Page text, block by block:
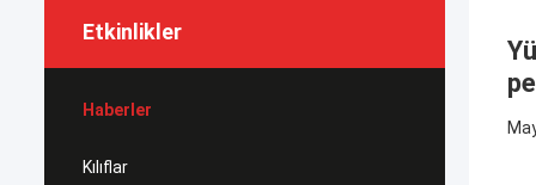
Etkinlikler
Haberler
Kılıflar